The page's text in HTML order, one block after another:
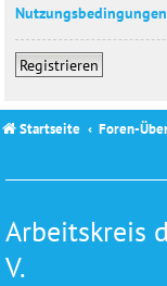
Nutzungsbedingungen
Registrieren
Startseite Foren-
Arbeitskreis
V.